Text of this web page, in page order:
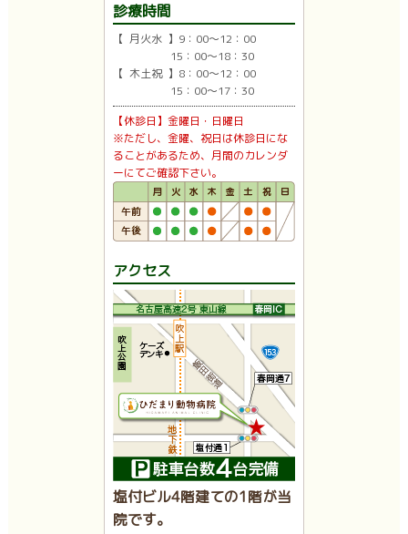
診療時間
【 月火水 】9：00〜12：00
15：00〜18：30
【 木土祝 】8：00〜12：00
15：00〜17：30
【休診日】金曜日・日曜日
※ただし、金曜、祝日は休診日にな
ることがあるため、月間のカレンダ
ーにてご確認下さい。
アクセス
塩付ビル4階建ての1階が当
院です。